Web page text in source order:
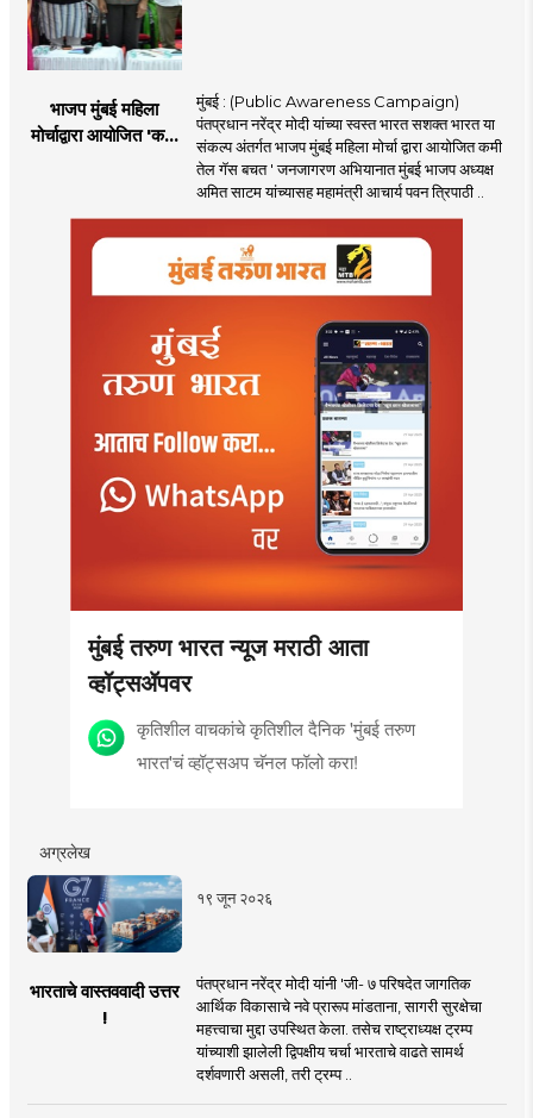
भाजप मुंबई महिला
मोर्चाद्वारा आयोजित 'कमी
मुंबई : (Public Awareness Campaign)
पंतप्रधान नरेंद्र मोदी यांच्या स्वस्त भारत सशक्त भारत या
संकल्प अंतर्गत भाजप मुंबई महिला मोर्चा द्वारा आयोजित कमी
तेल गॅस बचत ' जनजागरण अभियानात मुंबई भाजप अध्यक्ष
अमित साटम यांच्यासह महामंत्री आचार्य पवन त्रिपाठी ..
मुंबई तरुण भारत न्यूज मराठी आता
व्हॉट्सॲपवर
कृतिशील वाचकांचे कृतिशील दैनिक 'मुंबई तरुण
भारत'चं व्हॉट्सअप चॅनल फॉलो करा!
अग्रलेख
१९ जून २०२६
भारताचे वास्तववादी उत्तर
!
पंतप्रधान नरेंद्र मोदी यांनी 'जी- ७ परिषदेत जागतिक
आर्थिक विकासाचे नवे प्रारूप मांडताना, सागरी सुरक्षेचा
महत्त्वाचा मुद्दा उपस्थित केला. तसेच राष्ट्राध्यक्ष ट्रम्प
यांच्याशी झालेली द्विपक्षीय चर्चा भारताचे वाढते सामर्थ
दर्शवणारी असली, तरी ट्रम्प ..